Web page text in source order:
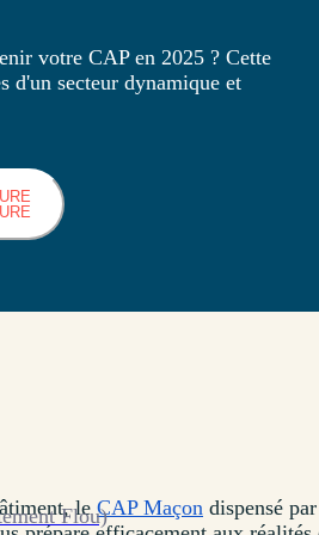
Flou)
votre CAP en 2025 ? Cette
d'un secteur dynamique et
leCAP Maçon dispensé